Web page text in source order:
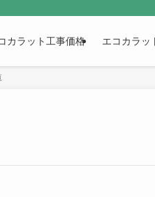
カラット工事価格 エコカラッ